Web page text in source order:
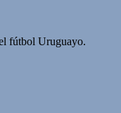
fútbol Uruguayo.